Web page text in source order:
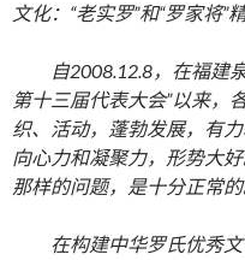
文化：“老实罗”和“罗家将”
自2008.12.8，在福建
第十三届代表大会”以来，
织、活动，蓬勃发展，有
向心力和凝聚力，形势大
那样的问题，是十分正常的
在构建中华罗氏优秀